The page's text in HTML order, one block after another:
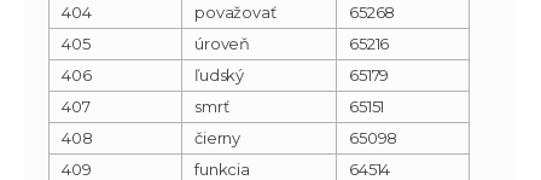
404
považovať
65268
405
úroveň
65216
406
ľudský
65179
407
smrť
65151
408
čierny
65098
409
funkcia
64514